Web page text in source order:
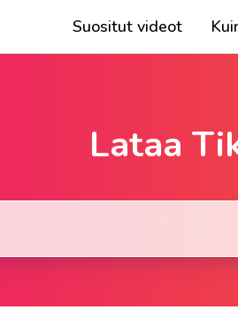
Suositut videot
Lataa